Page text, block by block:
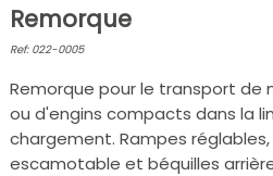
Remorque
Ref: 022-0005
Remorque pour le transport de
ou d'engins compacts dans la
chargement. Rampes
escamotable et béquilles